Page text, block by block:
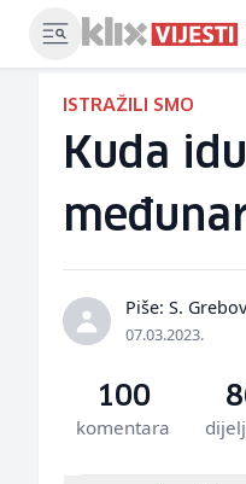
ISTRAŽILI SMO
Kuda
Piše: S.
07.03.2023.
100
komentara